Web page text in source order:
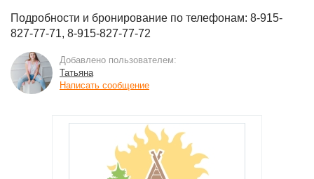
Подробности и бронирование по телефонам: 8-915-
827-77-71, 8-915-827-77-72
Добавлено пользователем:
Татьяна
Написать сообщение